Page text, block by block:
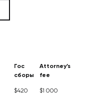
Гос
сборы
Attorney’s
fee
$420 $1 000